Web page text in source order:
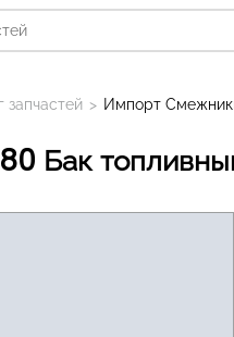
запчастей > Импорт
Бак